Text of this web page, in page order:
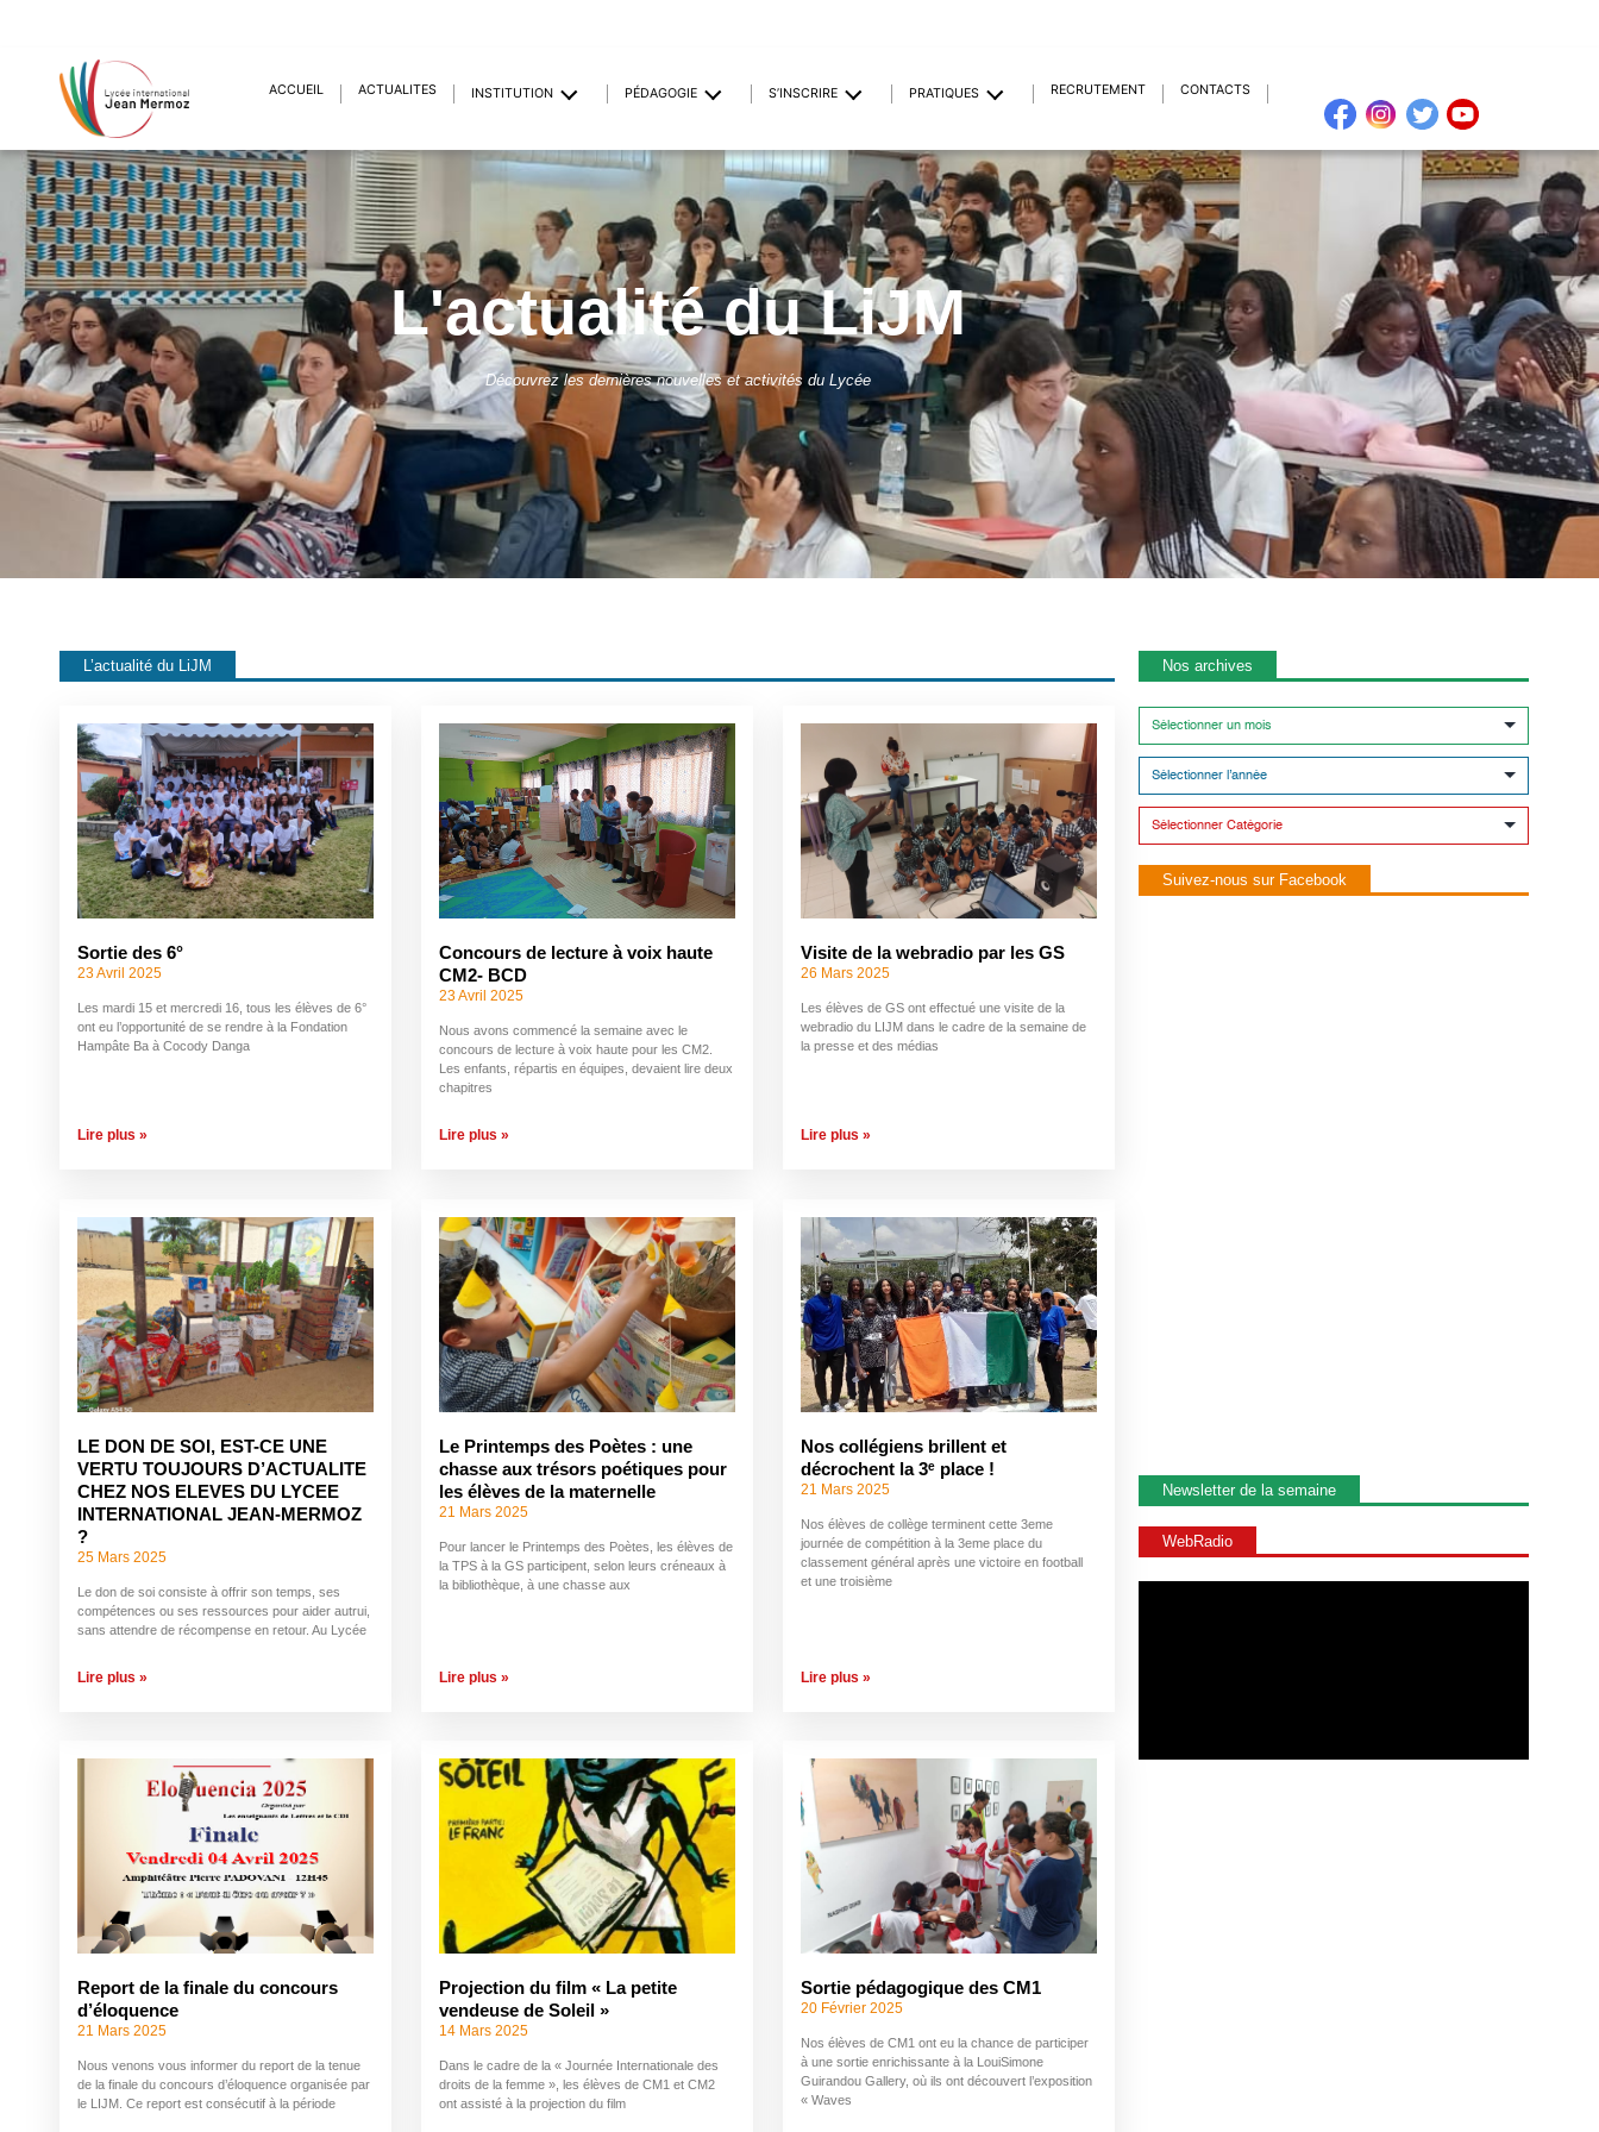
ACCUEIL ACTUALITÉS INSTITUTION PÉDAGOGIE S’INSCRIRE PRATIQUES RECRUTEMENT CONTACTS
L'actualité du LiJM
Découvrez les dernières nouvelles et activités du Lycée
L’actualité du LiJM
Sortie des 6°
23 Avril 2025
Les mardi 15 et mercredi 16, tous les élèves de 6°
ont eu l’opportunité de se rendre à la Fondation
Hampâte Ba à Cocody Danga
Lire plus »
Concours de lecture à voix haute
CM2- BCD
23 Avril 2025
Nous avons commencé la semaine avec le
concours de lecture à voix haute pour les CM2.
Les enfants, répartis en équipes, devaient lire deux
chapitres
Lire plus »
Visite de la webradio par les GS
26 Mars 2025
Les élèves de GS ont effectué une visite de la
webradio du LIJM dans le cadre de la semaine de
la presse et des médias
Lire plus »
LE DON DE SOI, EST-CE UNE
VERTU TOUJOURS D’ACTUALITE
CHEZ NOS ELEVES DU LYCEE
INTERNATIONAL JEAN-MERMOZ
?
25 Mars 2025
Le don de soi consiste à offrir son temps, ses
compétences ou ses ressources pour aider autrui,
sans attendre de récompense en retour. Au Lycée
Lire plus »
Le Printemps des Poètes : une
chasse aux trésors poétiques pour
les élèves de la maternelle
21 Mars 2025
Pour lancer le Printemps des Poètes, les élèves de
la TPS à la GS participent, selon leurs créneaux à
la bibliothèque, à une chasse aux
Lire plus »
Nos collégiens brillent et
décrochent la 3ᵉ place !
21 Mars 2025
Nos élèves de collège terminent cette 3eme
journée de compétition à la 3eme place du
classement général après une victoire en football
et une troisième
Lire plus »
Report de la finale du concours
d’éloquence
21 Mars 2025
Nous venons vous informer du report de la tenue
de la finale du concours d’éloquence organisée par
le LIJM. Ce report est consécutif à la période
Projection du film « La petite
vendeuse de Soleil »
14 Mars 2025
Dans le cadre de la « Journée Internationale des
droits de la femme », les élèves de CM1 et CM2
ont assisté à la projection du film
Sortie pédagogique des CM1
20 Février 2025
Nos élèves de CM1 ont eu la chance de participer
à une sortie enrichissante à la LouiSimone
Guirandou Gallery, où ils ont découvert l’exposition
« Waves
Nos archives
Suivez-nous sur Facebook
Newsletter de la semaine
WebRadio